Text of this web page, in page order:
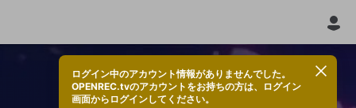
ログイン中のアカウント情報がありませんでした。
OPENREC.tvのアカウントをお持ちの方は、ログイン
画面からログインしてください。